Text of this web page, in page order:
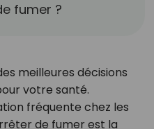
fumer ?
meilleures décisions
votre santé.
fréquente chez les
de fumer est la